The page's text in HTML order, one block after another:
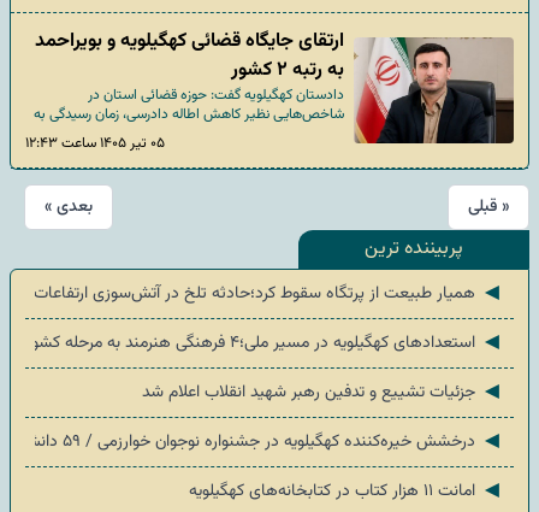
ارتقای جایگاه قضائی کهگیلویه و بویراحمد
به رتبه ۲ کشور
دادستان کهگیلویه گفت: حوزه قضائی استان در
شاخص‌هایی نظیر کاهش اطاله دادرسی، زمان رسیدگی به
پرونده‌ها و رضایتمندی مراجعان، از رتبه ۳۲ کشور به رتبه ۲
۰۵ تیر ۱۴۰۵ ساعت ۱۲:۴۳
« قبلی بعدی »
پربیننده ترین
◄ همیار طبیعت از پرتگاه سقوط کرد؛حادثه تلخ در آتش‌سوزی ارتفاعات
◄ استعدادهای کهگیلویه در مسیر ملی؛۴ فرهنگی هنرمند به مرحله کشوری صعود کردند
◄ جزئیات تشییع و تدفین رهبر شهید انقلاب اعلام شد
◄ درخشش خیره‌کننده کهگیلویه در جشنواره نوجوان خوارزمی / ۵۹ دانش‌آموز به مرحله کشوری رسیدند
◄ امانت ۱۱ هزار کتاب در کتابخانه‌های کهگیلویه